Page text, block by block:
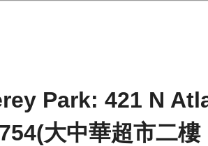
Park: 421 N
大中華超市二